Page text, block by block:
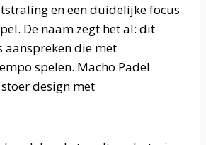
en een duidelijke focus
De naam zegt het al: dit
aanspreken die met
spelen. Macho Padel
design met